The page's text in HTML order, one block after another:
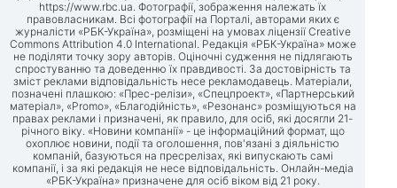
https://www.rbc.ua. Фотографії, зображення належать їх
правовласникам. Всі фотографії на Порталі, авторами яких є
журналісти «РБК-Україна», розміщені на умовах ліцензії Creative
Commons Attribution 4.0 International. Редакція «РБК-Україна» може
не поділяти точку зору авторів. Оціночні судження не підлягають
спростуванню та доведенню їх правдивості. За достовірність та
зміст реклами відповідальність несе рекламодавець. Матеріали,
позначені плашкою: «Прес-релізи», «Спецпроект», «Партнерський
матеріал», «Promo», «Благодійність», «Резонанс» розміщуються на
правах реклами і призначені, як правило, для осіб, які досягли 21-
річного віку. «Новини компанії» - це інформаційний формат, що
охоплює новини, події та оголошення, пов'язані з діяльністю
компаній, базуються на пресрелізах, які випускають самі
компанії, і за які редакція не несе відповідальність. Онлайн-медіа
«РБК-Україна» призначене для осіб віком від 21 року.